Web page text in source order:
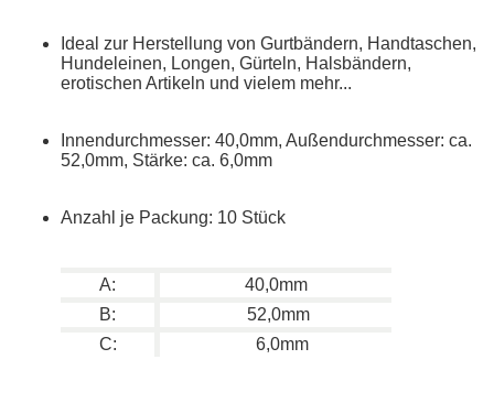
Ideal zur Herstellung von Gurtbändern, Handtaschen,
Hundeleinen, Longen, Gürteln, Halsbändern,
erotischen Artikeln und vielem mehr...
Innendurchmesser: 40,0mm, Außendurchmesser: ca.
52,0mm, Stärke: ca. 6,0mm
Anzahl je Packung: 10 Stück
A:
40,0mm
B:
52,0mm
C:
6,0mm